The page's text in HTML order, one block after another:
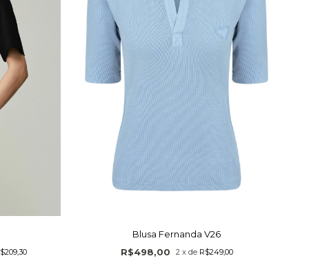
Blusa Fernanda V26
R$498,00
2 x de R$249,00